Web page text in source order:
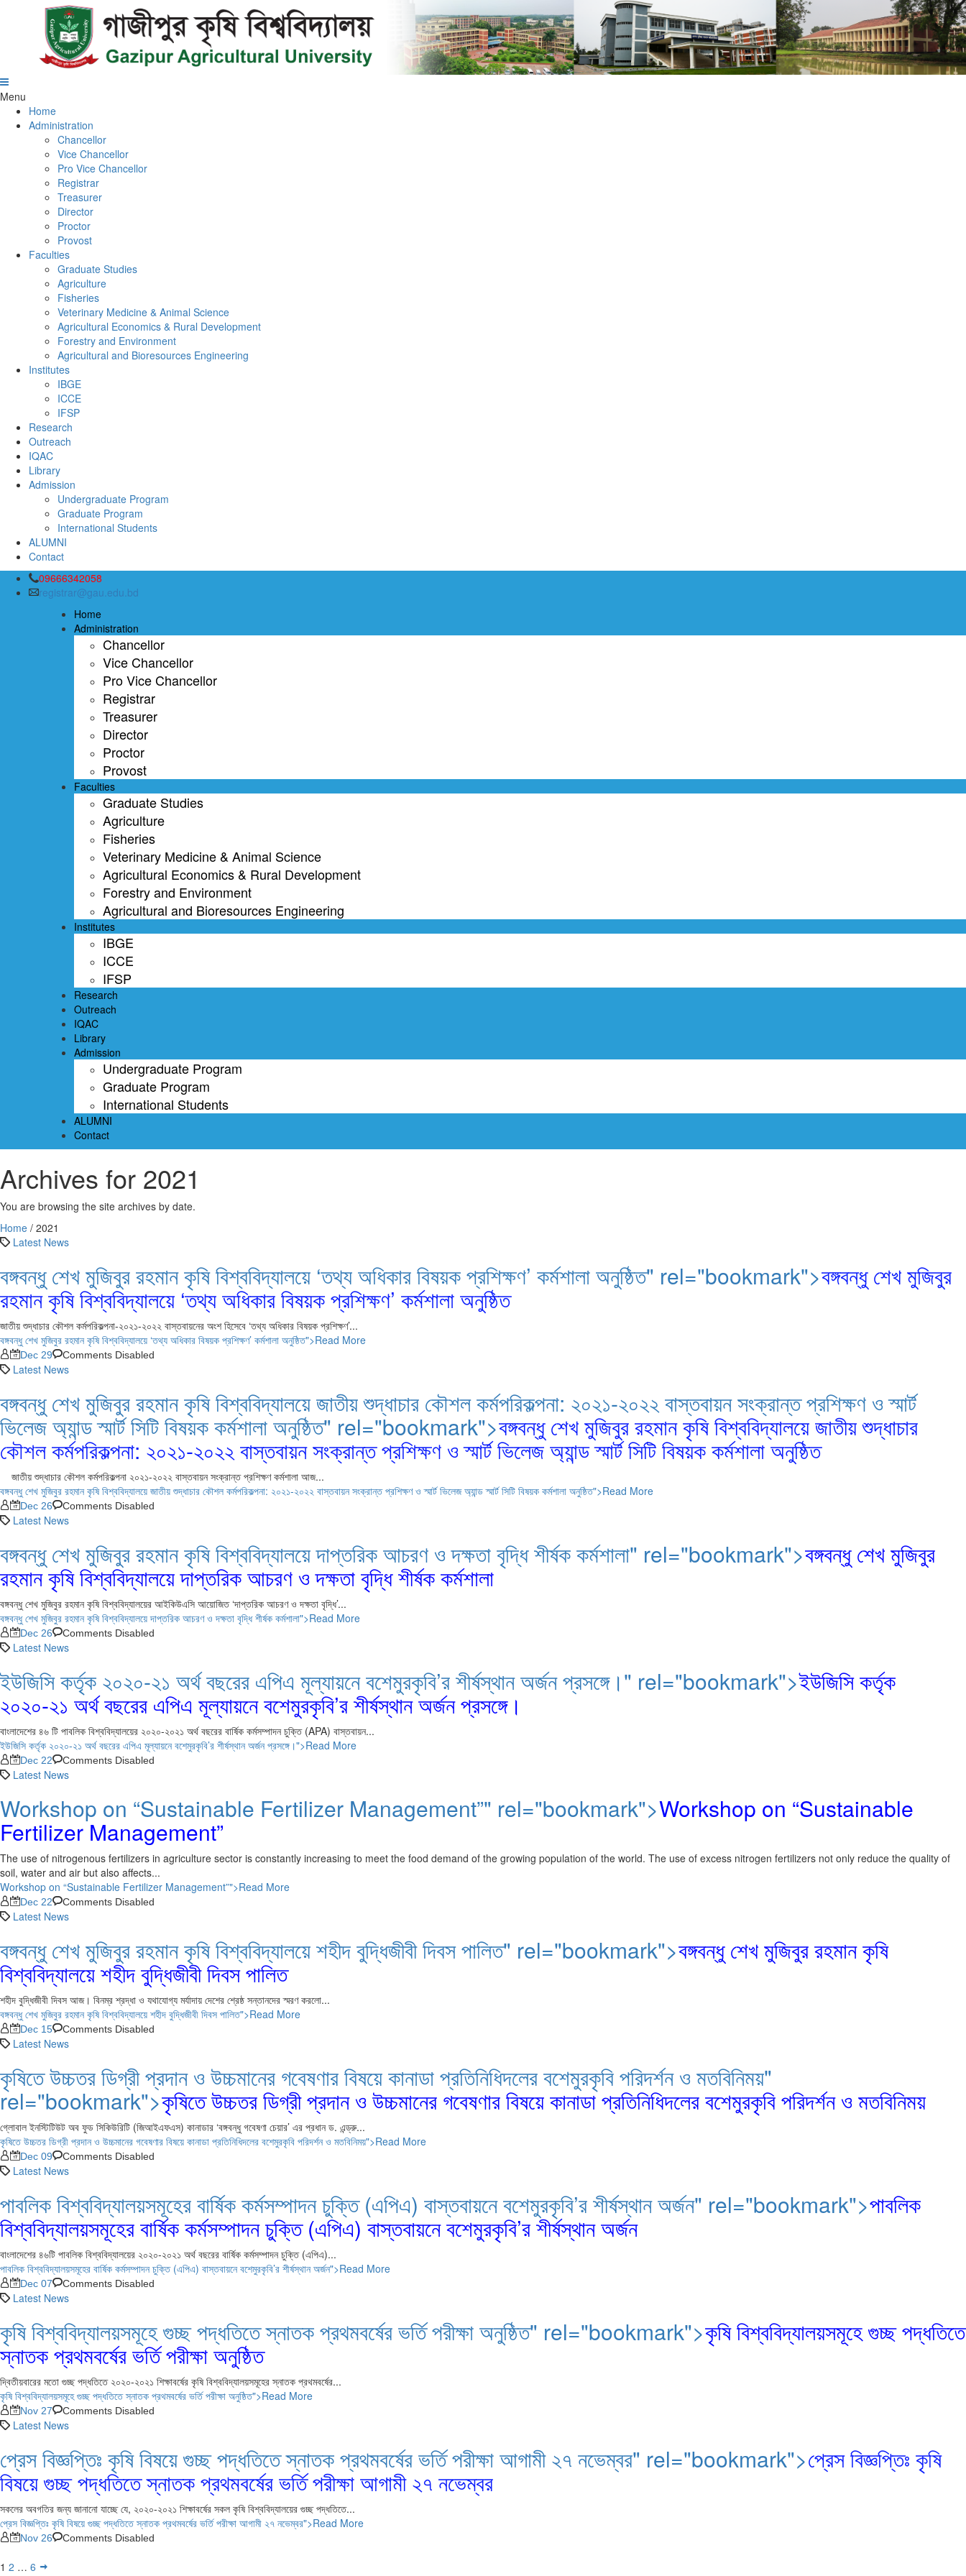
Menu
Home
Administration
Chancellor
Vice Chancellor
Pro Vice Chancellor
Registrar
Treasurer
Director
Proctor
Provost
Faculties
Graduate Studies
Agriculture
Fisheries
Veterinary Medicine & Animal Science
Agricultural Economics & Rural Development
Forestry and Environment
Agricultural and Bioresources Engineering
Institutes
IBGE
ICCE
IFSP
Research
Outreach
IQAC
Library
Admission
Undergraduate Program
Graduate Program
International Students
ALUMNI
Contact
09666342058
registrar@gau.edu.bd
Home
Administration
Chancellor
Vice Chancellor
Pro Vice Chancellor
Registrar
Treasurer
Director
Proctor
Provost
Faculties
Graduate Studies
Agriculture
Fisheries
Veterinary Medicine & Animal Science
Agricultural Economics & Rural Development
Forestry and Environment
Agricultural and Bioresources Engineering
Institutes
IBGE
ICCE
IFSP
Research
Outreach
IQAC
Library
Admission
Undergraduate Program
Graduate Program
International Students
ALUMNI
Contact
Archives for 2021
You are browsing the site archives by date.
Home / 2021
Latest News
বঙ্গবন্ধু শেখ মুজিবুর রহমান কৃষি বিশ্ববিদ্যালয়ে ‘তথ্য অধিকার বিষয়ক প্রশিক্ষণ’ কর্মশালা অনুষ্ঠিত" rel="bookmark">বঙ্গবন্ধু শেখ মুজিবুর
রহমান কৃষি বিশ্ববিদ্যালয়ে ‘তথ্য অধিকার বিষয়ক প্রশিক্ষণ’ কর্মশালা অনুষ্ঠিত
জাতীয় শুদ্ধাচার কৌশল কর্মপরিকল্পনা-২০২১-২০২২ বাস্তবায়নের অংশ হিসেবে ‘তথ্য অধিকার বিষয়ক প্রশিক্ষণ’...
বঙ্গবন্ধু শেখ মুজিবুর রহমান কৃষি বিশ্ববিদ্যালয়ে ‘তথ্য অধিকার বিষয়ক প্রশিক্ষণ’ কর্মশালা অনুষ্ঠিত">Read More
Dec 29 Comments Disabled
Latest News
বঙ্গবন্ধু শেখ মুজিবুর রহমান কৃষি বিশ্ববিদ্যালয়ে জাতীয় শুদ্ধাচার কৌশল কর্মপরিকল্পনা: ২০২১-২০২২ বাস্তবায়ন সংক্রান্ত প্রশিক্ষণ ও স্মার্ট
ভিলেজ অ্যান্ড স্মার্ট সিটি বিষয়ক কর্মশালা অনুষ্ঠিত" rel="bookmark">বঙ্গবন্ধু শেখ মুজিবুর রহমান কৃষি বিশ্ববিদ্যালয়ে জাতীয় শুদ্ধাচার
কৌশল কর্মপরিকল্পনা: ২০২১-২০২২ বাস্তবায়ন সংক্রান্ত প্রশিক্ষণ ও স্মার্ট ভিলেজ অ্যান্ড স্মার্ট সিটি বিষয়ক কর্মশালা অনুষ্ঠিত
জাতীয় শুদ্ধাচার কৌশল কর্মপরিকল্পনা ২০২১-২০২২ বাস্তবায়ন সংক্রান্ত প্রশিক্ষণ কর্মশালা আজ...
বঙ্গবন্ধু শেখ মুজিবুর রহমান কৃষি বিশ্ববিদ্যালয়ে জাতীয় শুদ্ধাচার কৌশল কর্মপরিকল্পনা: ২০২১-২০২২ বাস্তবায়ন সংক্রান্ত প্রশিক্ষণ ও স্মার্ট ভিলেজ অ্যান্ড স্মার্ট সিটি বিষয়ক কর্মশালা অনুষ্ঠিত">Read More
Dec 26 Comments Disabled
Latest News
বঙ্গবন্ধু শেখ মুজিবুর রহমান কৃষি বিশ্ববিদ্যালয়ে দাপ্তরিক আচরণ ও দক্ষতা বৃদ্ধি শীর্ষক কর্মশালা" rel="bookmark">বঙ্গবন্ধু শেখ মুজিবুর
রহমান কৃষি বিশ্ববিদ্যালয়ে দাপ্তরিক আচরণ ও দক্ষতা বৃদ্ধি শীর্ষক কর্মশালা
বঙ্গবন্ধু শেখ মুজিবুর রহমান কৃষি বিশ্ববিদ্যালয়ের আইকিউএসি আয়োজিত ‘দাপ্তরিক আচরণ ও দক্ষতা বৃদ্ধি’...
বঙ্গবন্ধু শেখ মুজিবুর রহমান কৃষি বিশ্ববিদ্যালয়ে দাপ্তরিক আচরণ ও দক্ষতা বৃদ্ধি শীর্ষক কর্মশালা">Read More
Dec 26 Comments Disabled
Latest News
ইউজিসি কর্তৃক ২০২০-২১ অর্থ বছরের এপিএ মূল্যায়নে বশেমুরকৃবি’র শীর্ষস্থান অর্জন প্রসঙ্গে।" rel="bookmark">ইউজিসি কর্তৃক
২০২০-২১ অর্থ বছরের এপিএ মূল্যায়নে বশেমুরকৃবি’র শীর্ষস্থান অর্জন প্রসঙ্গে।
বাংলাদেশের ৪৬ টি পাবলিক বিশ্ববিদ্যালয়ের ২০২০-২০২১ অর্থ বছরের বার্ষিক কর্মসম্পাদন চুক্তি (APA) বাস্তবায়ন...
ইউজিসি কর্তৃক ২০২০-২১ অর্থ বছরের এপিএ মূল্যায়নে বশেমুরকৃবি’র শীর্ষস্থান অর্জন প্রসঙ্গে।">Read More
Dec 22 Comments Disabled
Latest News
Workshop on “Sustainable Fertilizer Management”" rel="bookmark">Workshop on “Sustainable
Fertilizer Management”
The use of nitrogenous fertilizers in agriculture sector is constantly increasing to meet the food demand of the growing population of the world. The use of excess nitrogen fertilizers not only reduce the quality of
soil, water and air but also affects...
Workshop on “Sustainable Fertilizer Management”">Read More
Dec 22 Comments Disabled
Latest News
বঙ্গবন্ধু শেখ মুজিবুর রহমান কৃষি বিশ্ববিদ্যালয়ে শহীদ বুদ্ধিজীবী দিবস পালিত" rel="bookmark">বঙ্গবন্ধু শেখ মুজিবুর রহমান কৃষি
বিশ্ববিদ্যালয়ে শহীদ বুদ্ধিজীবী দিবস পালিত
শহীদ বুদ্ধিজীবী দিবস আজ। বিনম্র শ্রদ্ধা ও যথাযোগ্য মর্যাদায় দেশের শ্রেষ্ঠ সন্তানদের স্মরণ করলো...
বঙ্গবন্ধু শেখ মুজিবুর রহমান কৃষি বিশ্ববিদ্যালয়ে শহীদ বুদ্ধিজীবী দিবস পালিত">Read More
Dec 15 Comments Disabled
Latest News
কৃষিতে উচ্চতর ডিগ্রী প্রদান ও উচ্চমানের গবেষণার বিষয়ে কানাডা প্রতিনিধিদলের বশেমুরকৃবি পরিদর্শন ও মতবিনিময়"
rel="bookmark">কৃষিতে উচ্চতর ডিগ্রী প্রদান ও উচ্চমানের গবেষণার বিষয়ে কানাডা প্রতিনিধিদলের বশেমুরকৃবি পরিদর্শন ও মতবিনিময়
গ্লোবাল ইনস্টিটিউট অব ফুড সিকিউরিটি (জিআইএফএস) কানাডার ‘বঙ্গবন্ধু গবেষণা চেয়ার’ এর প্রধান ড. এন্ড্রু...
কৃষিতে উচ্চতর ডিগ্রী প্রদান ও উচ্চমানের গবেষণার বিষয়ে কানাডা প্রতিনিধিদলের বশেমুরকৃবি পরিদর্শন ও মতবিনিময়">Read More
Dec 09 Comments Disabled
Latest News
পাবলিক বিশ্ববিদ্যালয়সমূহের বার্ষিক কর্মসম্পাদন চুক্তি (এপিএ) বাস্তবায়নে বশেমুরকৃবি’র শীর্ষস্থান অর্জন" rel="bookmark">পাবলিক
বিশ্ববিদ্যালয়সমূহের বার্ষিক কর্মসম্পাদন চুক্তি (এপিএ) বাস্তবায়নে বশেমুরকৃবি’র শীর্ষস্থান অর্জন
বাংলাদেশের ৪৬টি পাবলিক বিশ্ববিদ্যালয়ের ২০২০-২০২১ অর্থ বছরের বার্ষিক কর্মসম্পাদন চুক্তি (এপিএ)...
পাবলিক বিশ্ববিদ্যালয়সমূহের বার্ষিক কর্মসম্পাদন চুক্তি (এপিএ) বাস্তবায়নে বশেমুরকৃবি’র শীর্ষস্থান অর্জন">Read More
Dec 07 Comments Disabled
Latest News
কৃষি বিশ্ববিদ্যালয়সমূহে গুচ্ছ পদ্ধতিতে স্নাতক প্রথমবর্ষের ভর্তি পরীক্ষা অনুষ্ঠিত" rel="bookmark">কৃষি বিশ্ববিদ্যালয়সমূহে গুচ্ছ পদ্ধতিতে
স্নাতক প্রথমবর্ষের ভর্তি পরীক্ষা অনুষ্ঠিত
দ্বিতীয়বারের মতো গুচ্ছ পদ্ধতিতে ২০২০-২০২১ শিক্ষাবর্ষের কৃষি বিশ্ববিদ্যালয়সমূহের স্নাতক প্রথমবর্ষের...
কৃষি বিশ্ববিদ্যালয়সমূহে গুচ্ছ পদ্ধতিতে স্নাতক প্রথমবর্ষের ভর্তি পরীক্ষা অনুষ্ঠিত">Read More
Nov 27 Comments Disabled
Latest News
প্রেস বিজ্ঞপ্তিঃ কৃষি বিষয়ে গুচ্ছ পদ্ধতিতে স্নাতক প্রথমবর্ষের ভর্তি পরীক্ষা আগামী ২৭ নভেম্বর" rel="bookmark">প্রেস বিজ্ঞপ্তিঃ কৃষি
বিষয়ে গুচ্ছ পদ্ধতিতে স্নাতক প্রথমবর্ষের ভর্তি পরীক্ষা আগামী ২৭ নভেম্বর
সকলের অবগতির জন্য জানানো যাচ্ছে যে, ২০২০-২০২১ শিক্ষাবর্ষের সকল কৃষি বিশ্ববিদ্যালয়ের গুচ্ছ পদ্ধতিতে...
প্রেস বিজ্ঞপ্তিঃ কৃষি বিষয়ে গুচ্ছ পদ্ধতিতে স্নাতক প্রথমবর্ষের ভর্তি পরীক্ষা আগামী ২৭ নভেম্বর">Read More
Nov 26 Comments Disabled
1 2 … 6